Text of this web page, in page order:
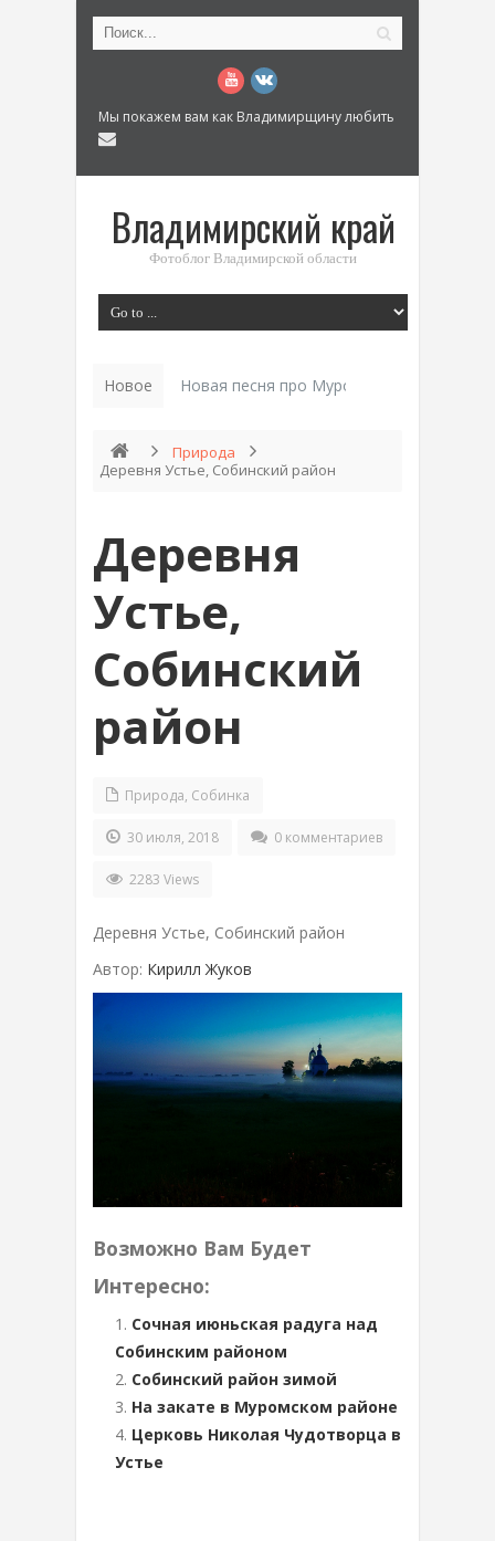
Мы покажем вам как Владимирщину любить
Владимирский край
Фотоблог Владимирской области
Новое История «Дома Куренкова» в Коврове
Природа
Деревня Устье, Собинский район
Деревня
Устье,
Собинский
район
Природа, Собинка
30 июля, 2018 0 комментариев
2283 Views
Деревня Устье, Собинский район
Автор: Кирилл Жуков
Возможно Вам Будет
Интересно:
Сочная июньская радуга над
Собинским районом
Собинский район зимой
На закате в Муромском районе
Церковь Николая Чудотворца в
Устье